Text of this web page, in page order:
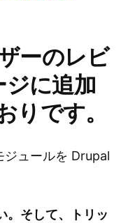
ーのレビ
に追加
りです。
ジュールを Drupal
。そして、トリッ